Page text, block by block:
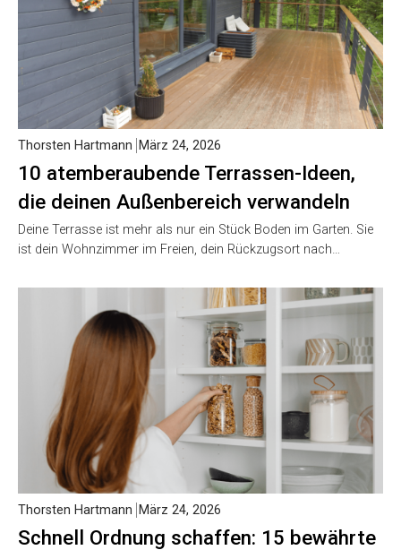
10 atemberaubende Terrassen-Ideen,
die deinen Außenbereich verwandeln
Thorsten Hartmann März 24, 2026
Deine Terrasse ist mehr als nur ein Stück Boden im Garten. Sie
ist dein Wohnzimmer im Freien, dein Rückzugsort nach…
Schnell Ordnung schaffen: 15 bewährte
Thorsten Hartmann März 24, 2026